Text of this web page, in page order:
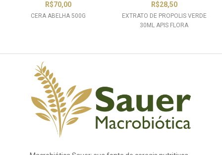
R$70,00
CERA ABELHA 500G
R$28,50
EXTRATO DE PROPOLIS VERDE
30ML APIS FLORA